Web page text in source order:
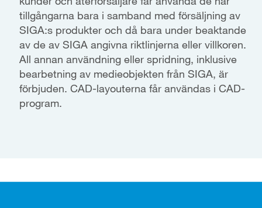
tillgångarna bara i samband med försäljning av
SIGA:s produkter och då bara under beaktande
av de av SIGA angivna riktlinjerna eller villkoren.
All annan användning eller spridning, inklusive
bearbetning av medieobjekten från SIGA, är
förbjuden. CAD-layouterna får användas i CAD-
program.